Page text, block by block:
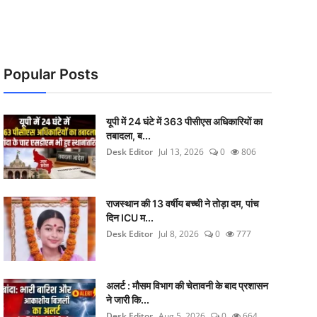
Popular Posts
यूपी में 24 घंटे में 363 पीसीएस अधिकारियों का
तबादला, ब...
Desk Editor Jul 13, 2026 0 806
राजस्थान की 13 वर्षीय बच्ची ने तोड़ा दम, पांच
दिन ICU म...
Desk Editor Jul 8, 2026 0 777
अलर्ट : मौसम विभाग की चेतावनी के बाद प्रशासन
ने जारी कि...